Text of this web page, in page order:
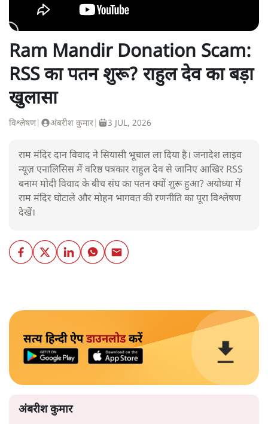
Ram Mandir Donation Scam:
RSS का पतन शुरू? राहुल देव का बड़ा
खुलासा
विश्लेषण| अंबरीश कुमार 3 JUL, 2026
राम मंदिर दान विवाद ने सियासी भूचाल ला दिया है। जनादेश लाइव
न्यूज़ एनालिसिस में वरिष्ठ पत्रकार राहुल देव से जानिए आखिर RSS
बनाम मोदी विवाद के बीच संघ का पतन क्यों शुरू हुआ? अयोध्या में
राम मंदिर घोटाले और मोहन भागवत की रणनीति का पूरा विश्लेषण
देखें।
सत्य हिन्दी ऐपडाउनलोडकरें
अंबरीश कुमार